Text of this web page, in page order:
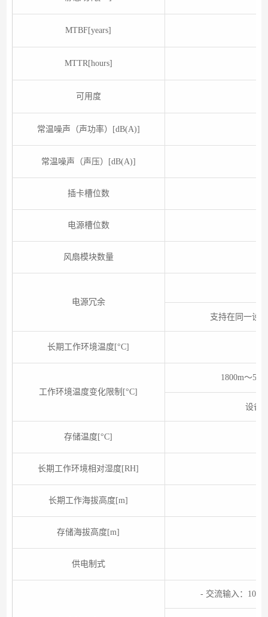
MTBF[years]
MTTR[hours]
可用度
常温噪声（声功率）[dB(A)]
常温噪声（声压）[dB(A)]
插卡槽位数
电源槽位数
风扇模块数量
电源冗余
支持在同一设
长期工作环境温度[°C]
工作环境温度变化限制[°C]
1800m～
设备
存储温度[°C]
长期工作环境相对湿度[RH]
长期工作海拔高度[m]
存储海拔高度[m]
供电制式
- 交流输入：100V